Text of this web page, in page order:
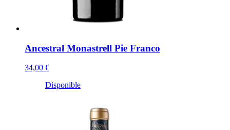
Ancestral Monastrell Pie Franco
34,00 €
Disponible